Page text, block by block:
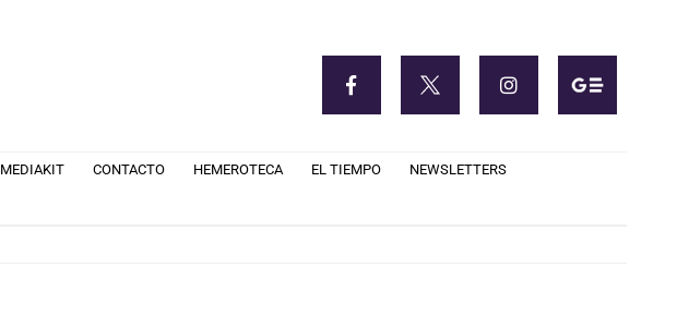
MEDIAKIT CONTACTO HEMEROTECA EL TIEMPO NEWSLETTERS